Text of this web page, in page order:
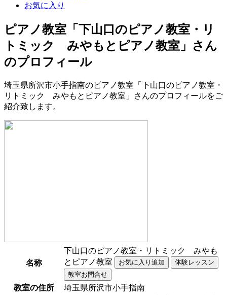
お気に入り
ピアノ教室「下山口のピアノ教室・リ
トミック みやもとピアノ教室」さん
のプロフィール
埼玉県所沢市小手指南のピアノ教室「下山口のピアノ教室・
リトミック みやもとピアノ教室」さんのプロフィールをご
紹介致します。
名称
下山口のピアノ教室・リトミック みやも
とピアノ教室
教室の住所 埼玉県所沢市小手指南